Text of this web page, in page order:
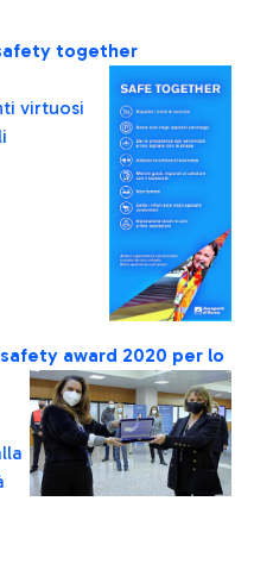
together
virtuosi
award 2020 per lo